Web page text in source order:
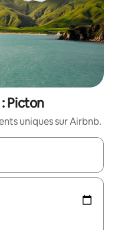
Picton
uniques sur Airbnb.
parcourez-les en utilisant